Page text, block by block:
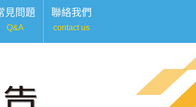
見問題
Q&A
聯絡我們
contact us